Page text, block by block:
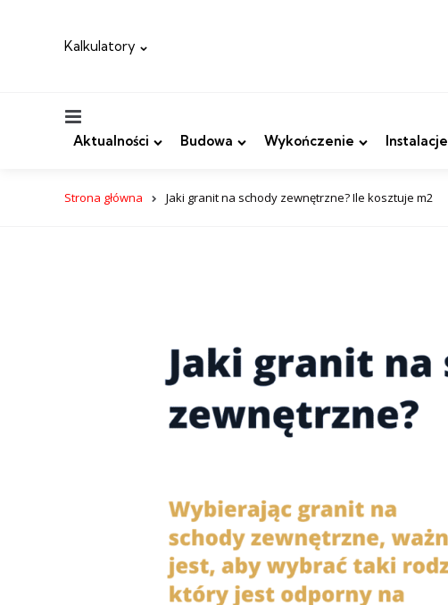
Kalkulatory
Aktualności Budowa Wykończenie Instalacje
Strona główna Jaki granit na schody zewnętrzne? Ile kosztuje m2